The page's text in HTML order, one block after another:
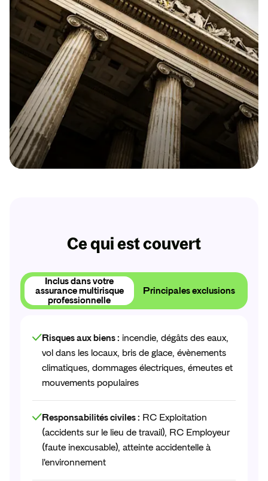
Obtenir mon devis
ne couvre pas !
Obtenir mon devis
Ce qui est couvert
Inclus dans votre
assurance multirisque
professionnelle
Principales exclusions
Risques aux biens : incendie, dégâts des eaux,
vol dans les locaux, bris de glace, évènements
climatiques, dommages électriques, émeutes et
mouvements populaires
Responsabilités civiles : RC Exploitation
(accidents sur le lieu de travail), RC Employeur
(faute inexcusable), atteinte accidentelle à
l'environnement